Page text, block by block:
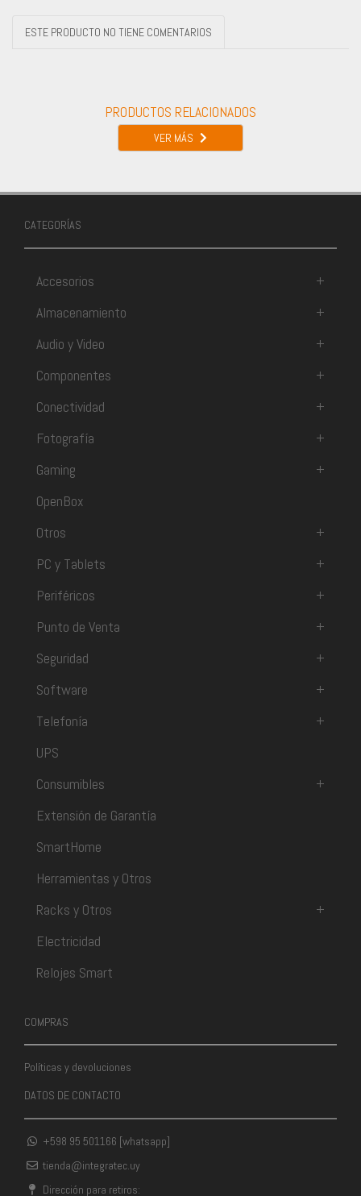
ESTE PRODUCTO NO TIENE COMENTARIOS
PRODUCTOS RELACIONADOS
VER MÁS
CATEGORÍAS
Accesorios
+
Almacenamiento
+
Audio y Video
+
Componentes
+
Conectividad
+
Fotografía
+
Gaming
+
OpenBox
Otros
+
PC y Tablets
+
Periféricos
+
Punto de Venta
+
Seguridad
+
Software
+
Telefonía
+
UPS
Consumibles
+
Extensión de Garantía
SmartHome
Herramientas y Otros
Racks y Otros
+
Electricidad
Relojes Smart
COMPRAS
Políticas y devoluciones
DATOS DE CONTACTO
+598 95 501166 [whatsapp]
tienda@integratec.uy
Dirección para retiros: